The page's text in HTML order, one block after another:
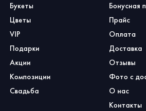
Букеты
Цветы
VIP
Подарки
Акции
Композиции
Свадьба
Бонусная
Прайс
Оплата
Доставка
Отзывы
Фото с
О нас
Контакты